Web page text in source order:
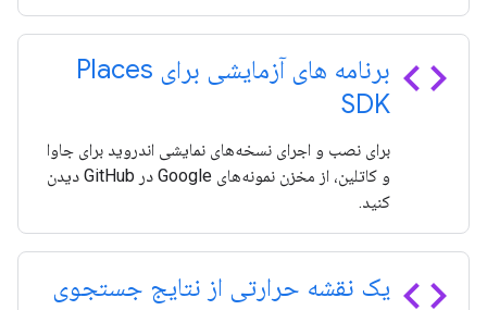
code
برنامه های آزمایشی برای Places
SDK
برای نصب و اجرای نسخه‌های نمایشی اندروید برای جاوا
و کاتلین، از مخزن نمونه‌های Google در GitHub دیدن
کنید.
code یک نقشه حرارتی از نتایج جستجوی